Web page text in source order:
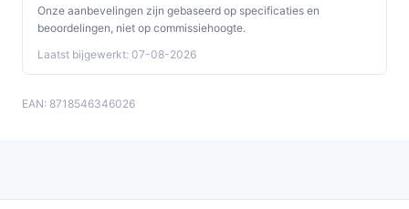
Onze aanbevelingen zijn gebaseerd op specificaties en
beoordelingen, niet op commissiehoogte.
Laatst bijgewerkt: 07-08-2026
EAN: 8718546346026